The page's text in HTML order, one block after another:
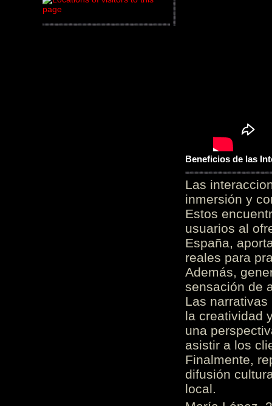
Beneficios de las
Las
inmersión y
Estos
usuarios al
España,
reales para
Además,
sensación de
Las
la creatividad
una
asistir a los
Finalmente,
difusión
local.